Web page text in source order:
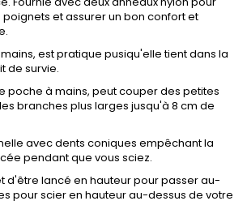
et assurer un bon confort et
est pratique pusiqu'elle tient dans la
de survie.
poche à mains, peut couper des petites
branches plus larges jusqu'à 8 cm de
avec dents coniques empêchant la
pendant que vous sciez.
d'être lancé en hauteur pour passer au-
pour scier en hauteur au-dessus de votre